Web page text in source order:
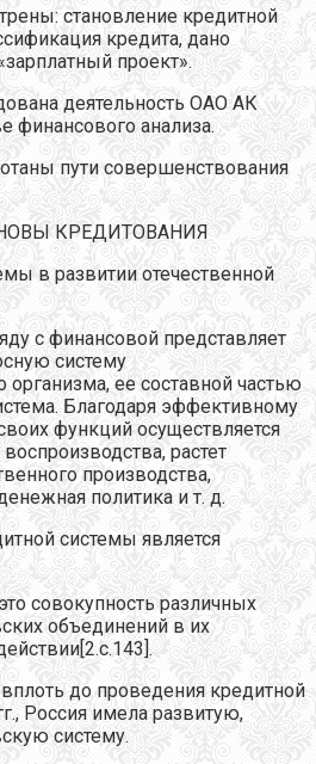
становление кредитной
кредита, дано
проект».
деятельность ОАО АК
финансового анализа.
пути совершенствования
КРЕДИТОВАНИЯ
в развитии отечественной
с финансовой представляет
систему
организма, ее составной частью
Благодаря эффективному
функций осуществляется
растет
производства,
политика и т. д.
системы является
совокупность различных
объединений в их
до проведения кредитной
Россия имела развитую,
систему.